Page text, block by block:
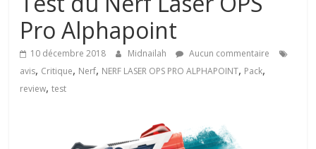
Pro Alphapoint
10 décembre 2018 Midnailah
Aucun commentaire
avis, Critique, Nerf, NERF LASER OPS PRO ALPHAPOINT, Pack,
review,test